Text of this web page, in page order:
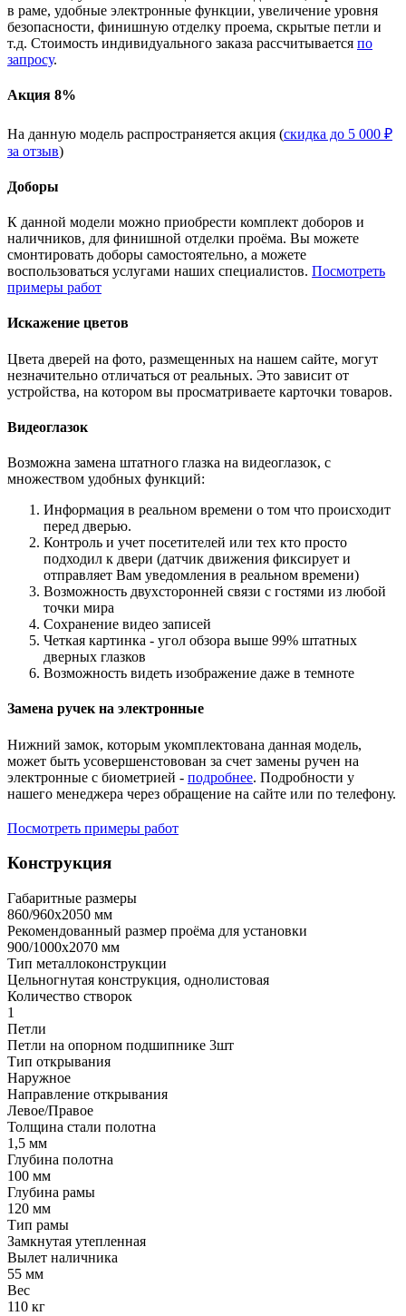
в раме, удобные электронные функции, увеличение уровня
безопасности, финишную отделку проема, скрытые петли и
т.д. Стоимость индивидуального заказа рассчитывается по
запросу.
Акция 8%
На данную модель распространяется акция (скидка до 5 000 ₽
за отзыв)
Доборы
К данной модели можно приобрести комплект доборов и
наличников, для финишной отделки проёма. Вы можете
смонтировать доборы самостоятельно, а можете
воспользоваться услугами наших специалистов. Посмотреть
примеры работ
Искажение цветов
Цвета дверей на фото, размещенных на нашем сайте, могут
незначительно отличаться от реальных. Это зависит от
устройства, на котором вы просматриваете карточки товаров.
Видеоглазок
Возможна замена штатного глазка на видеоглазок, с
множеством удобных функций:
Информация в реальном времени о том что происходит
перед дверью.
Контроль и учет посетителей или тех кто просто
подходил к двери (датчик движения фиксирует и
отправляет Вам уведомления в реальном времени)
Возможность двухсторонней связи с гостями из любой
точки мира
Сохранение видео записей
Четкая картинка - угол обзора выше 99% штатных
дверных глазков
Возможность видеть изображение даже в темноте
Замена ручек на электронные
Нижний замок, которым укомплектована данная модель,
может быть усовершенстовован за счет замены ручен на
электронные с биометрией - подробнее. Подробности у
нашего менеджера через обращение на сайте или по телефону.
Посмотреть примеры работ
Конструкция
Габаритные размеры
860/960х2050 мм
Рекомендованный размер проёма для установки
900/1000х2070 мм
Тип металлоконструкции
Цельногнутая конструкция, однолистовая
Количество створок
1
Петли
Петли на опорном подшипнике 3шт
Тип открывания
Наружное
Направление открывания
Левое/Правое
Толщина стали полотна
1,5 мм
Глубина полотна
100 мм
Глубина рамы
120 мм
Тип рамы
Замкнутая утепленная
Вылет наличника
55 мм
Вес
110 кг